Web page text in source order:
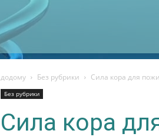
додому Без рубрики Сила кора для
Без рубрики
Сила кора